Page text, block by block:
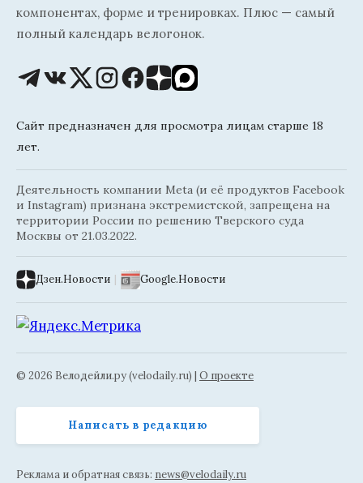
компонентах, форме и тренировках. Плюс — самый
полный календарь велогонок.
Сайт предназначен для просмотра лицам старше 18
лет.
Деятельность компании Meta (и её продуктов Facebook
и Instagram) признана экстремистской, запрещена на
территории России по решению Тверского суда
Москвы от 21.03.2022.
Дзен.Новости | Google.Новости
© 2026 Велодейли.ру (velodaily.ru) | О проекте
Написать в редакцию
Реклама и обратная связь: news@velodaily.ru